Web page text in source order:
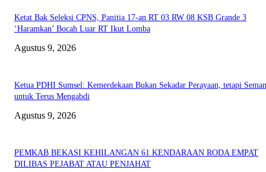
Ketat Bak Seleksi CPNS, Panitia 17-an RT 03 RW 08 KSB Grande 3
‘Haramkan’ Bocah Luar RT Ikut Lomba
Agustus 9, 2026
Ketua PDHI Sumsel: Kemerdekaan Bukan Sekadar Perayaan, tetapi
untuk Terus Mengabdi
Agustus 9, 2026
PEMKAB BEKASI KEHILANGAN 61 KENDARAAN RODA EMPAT
DILIBAS PEJABAT ATAU PENJAHAT